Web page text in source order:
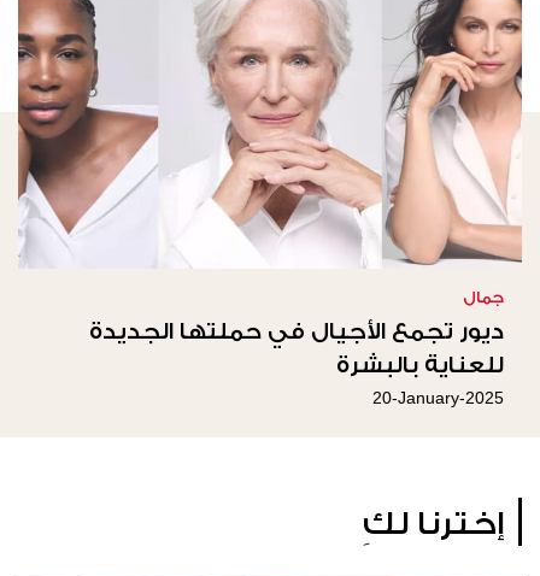
جمال
ديور تجمع الأجيال في حملتها الجديدة
للعناية بالبشرة
20-January-2025
إخترنا لكِ